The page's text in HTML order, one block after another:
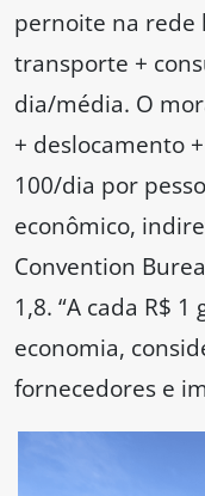
pernoite na rede
transporte +
dia/média. O
+ deslocamento
100/dia por
econômico,
Convention
1,8. “A cada R$
economia,
fornecedores e